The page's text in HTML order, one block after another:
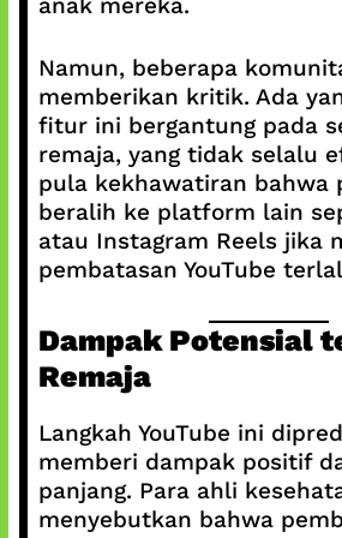
Namun, beberapa
memberikan kritik. Ada
fitur ini bergantung pada
remaja, yang tidak selalu
pula kekhawatiran bahwa
beralih ke platform lain
atau Instagram Reels jika
pembatasan YouTube
Dampak Potensial
Remaja
Langkah YouTube ini
memberi dampak positif
panjang. Para ahli
menyebutkan bahwa